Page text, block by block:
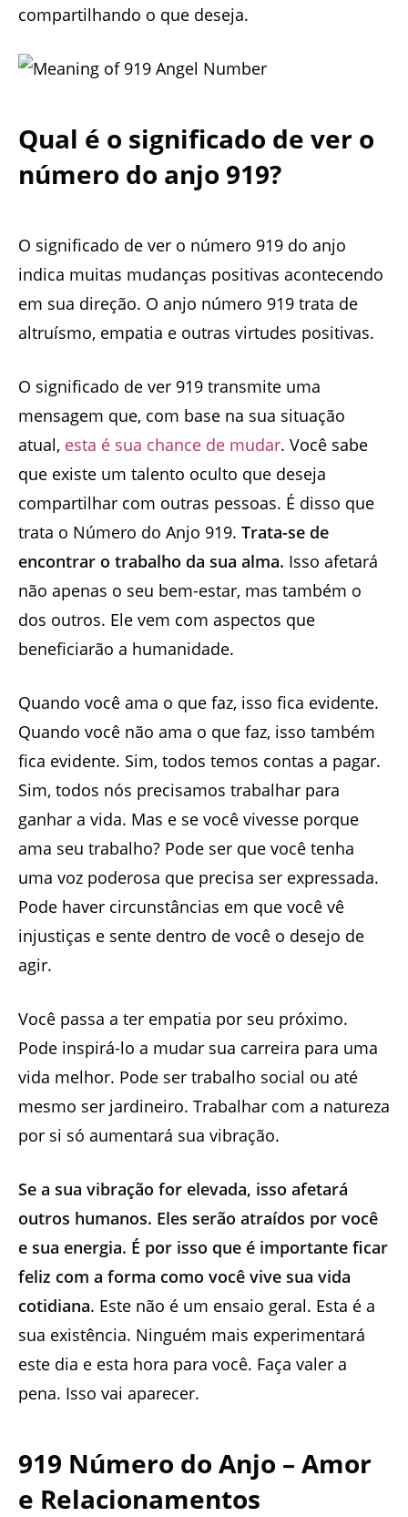
compartilhando o que deseja.
Qual é o significado de ver o
número do anjo 919?
O significado de ver o número 919 do anjo
indica muitas mudanças positivas acontecendo
em sua direção. O anjo número 919 trata de
altruísmo, empatia e outras virtudes positivas.
O significado de ver 919 transmite uma
mensagem que, com base na sua situação
atual, esta é sua chance de mudar. Você sabe
que existe um talento oculto que deseja
compartilhar com outras pessoas. É disso que
trata o Número do Anjo 919. Trata-se de
encontrar o trabalho da sua alma. Isso afetará
não apenas o seu bem-estar, mas também o
dos outros. Ele vem com aspectos que
beneficiarão a humanidade.
Quando você ama o que faz, isso fica evidente.
Quando você não ama o que faz, isso também
fica evidente. Sim, todos temos contas a pagar.
Sim, todos nós precisamos trabalhar para
ganhar a vida. Mas e se você vivesse porque
ama seu trabalho? Pode ser que você tenha
uma voz poderosa que precisa ser expressada.
Pode haver circunstâncias em que você vê
injustiças e sente dentro de você o desejo de
agir.
Você passa a ter empatia por seu próximo.
Pode inspirá-lo a mudar sua carreira para uma
vida melhor. Pode ser trabalho social ou até
mesmo ser jardineiro. Trabalhar com a natureza
por si só aumentará sua vibração.
Se a sua vibração for elevada, isso afetará
outros humanos. Eles serão atraídos por você
e sua energia. É por isso que é importante ficar
feliz com a forma como você vive sua vida
cotidiana. Este não é um ensaio geral. Esta é a
sua existência. Ninguém mais experimentará
este dia e esta hora para você. Faça valer a
pena. Isso vai aparecer.
919 Número do Anjo – Amor
e Relacionamentos